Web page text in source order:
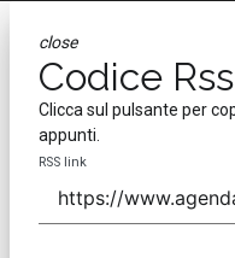
close
Codice Rss
Clicca sul pulsante per
appunti.
RSS link